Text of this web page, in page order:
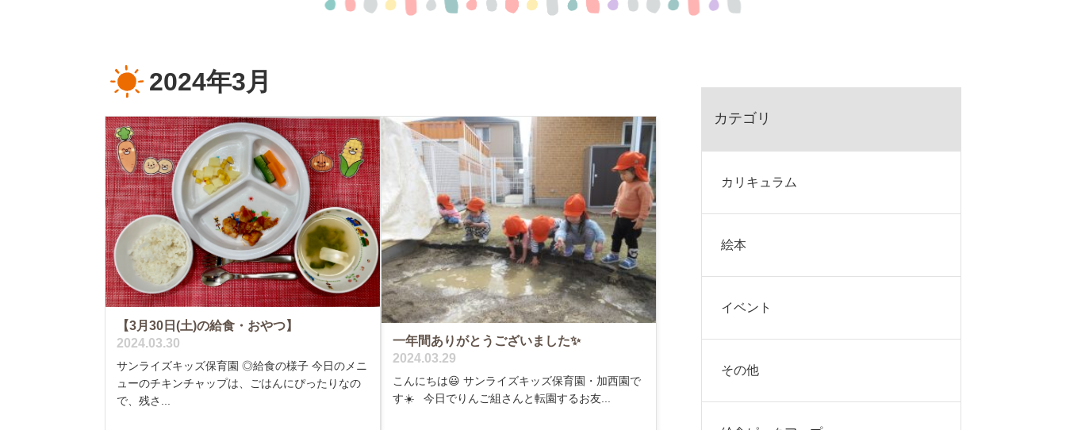
2024年3月
【3月30日(土)の給食・おやつ】
2024.03.30
サンライズキッズ保育園 ◎給食の様子 今日のメニ
ューのチキンチャップは、ごはんにぴったりなの
で、残さ...
一年間ありがとうございました✨
2024.03.29
こんにちは😃 サンライズキッズ保育園・加西園で
す☀️ 今日でりんご組さんと転園するお友...
カテゴリ
カリキュラム
絵本
イベント
その他